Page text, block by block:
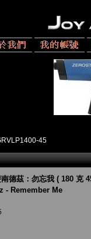
45
德茲：勿忘我 ( 180 克
- Remember Me